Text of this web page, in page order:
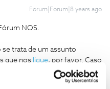
Forum|Forum|8 years ago
NOS.
trata de um assunto
que nos ligue, por favor. Caso
sugerimos que aguarde